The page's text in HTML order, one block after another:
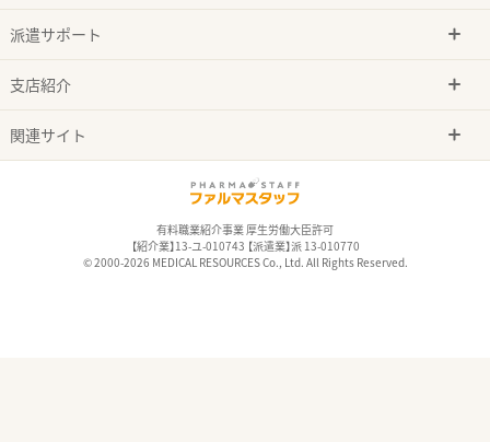
派遣サポート
支店紹介
関連サイト
有料職業紹介事業 厚生労働大臣許可
【紹介業】13-ユ-010743 【派遣業】派 13-010770
© 2000-2026 MEDICAL RESOURCES Co., Ltd. All Rights Reserved.